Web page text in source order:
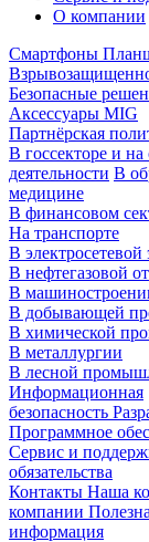
О компании
Смартфоны
Безопасные
Аксессуары MIG
Партнёрская
В госсекторе и
деятельности В
медицине
В финансовом
На транспорте
В электросетевой
В нефтегазовой
В
В добывающей
В химической
В металлургии
В лесной
Информационная
безопасность
Программное
Сервис и
обязательства
Контакты Наша
компании
информация